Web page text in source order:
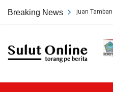
Breaking News
Persetujuan Tambang PT HWR